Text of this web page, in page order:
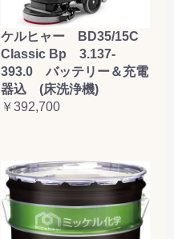
ケルヒャー BD35/15C
Classic Bp 3.137-
393.0 バッテリー＆充電
器込 (床洗浄機)
￥392,700